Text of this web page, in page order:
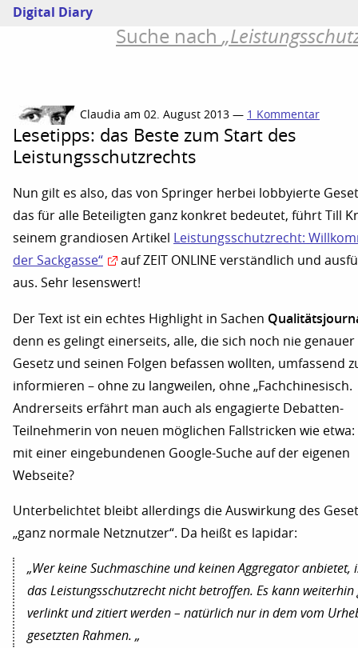
Digital Diary
Suche nach
Claudia am 02. August 2013 — 1 Kommentar
Lesetipps: das Beste zum Start des
Leistungsschutzrechts
Nun gilt es also, das von Springer herbei lobbyierte
das für alle Beteiligten ganz konkret bedeutet, führt Till
seinem grandiosen Artikel Leistungsschutzrecht:
der Sackgasse“
auf ZEIT ONLINE verständlich und
aus. Sehr lesenswert!
Der Text ist ein echtes Highlight in Sachen
denn es gelingt einerseits, alle, die sich noch nie
Gesetz und seinen Folgen befassen wollten, umfassend
informieren – ohne zu langweilen, ohne „Fachchinesisch.
Andrerseits erfährt man auch als engagierte Debatten-
Teilnehmerin von neuen möglichen Fallstricken wie etwa:
mit einer eingebundenen Google-Suche auf der eigenen
Webseite?
Unterbelichtet bleibt allerdings die Auswirkung des
„ganz normale Netznutzer“. Da heißt es lapidar:
„Wer keine Suchmaschine und keinen Aggregator anbietet,
das Leistungsschutzrecht nicht betroffen. Es kann weiterhin
verlinkt und zitiert werden – natürlich nur in dem vom
gesetzten Rahmen. „